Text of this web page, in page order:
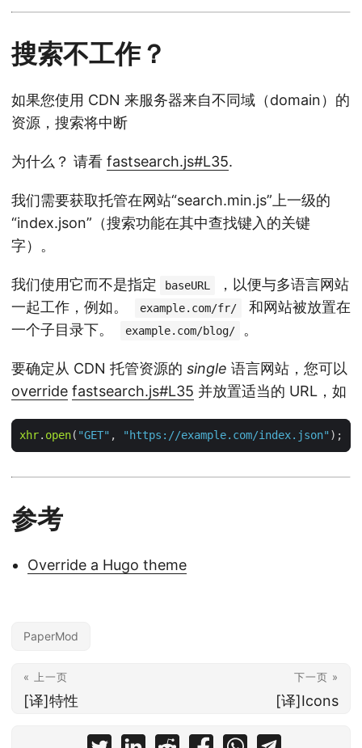
搜索不工作？
如果您使用 CDN 来服务器来自不同域（domain）的
资源，搜索将中断
为什么？ 请看 fastsearch.js#L35.
我们需要获取托管在网站“search.min.js”上一级的
“index.json”（搜索功能在其中查找键入的关键
字）。
我们使用它而不是指定 baseURL
，以便与多语言网站
一起工作，例如。
example.com/fr/
和网站被放置在
一个子目录下。
example.com/blog/ 。
要确定从 CDN 托管资源的 single 语言网站，您可以
override fastsearch.js#L35 并放置适当的 URL，如
xhr. open( "GET" , "https://example.com/index.json"
参考
Override a Hugo theme
PaperMod
« 上一页
[译]特性
下一页 »
[译]Icons